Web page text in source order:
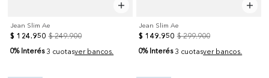
Jean Slim Ae
$ 124.950 $ 249.900
0% Interés 3 cuotasver bancos.
Jean Slim Ae
$ 149.950 $ 299.900
0% Interés 3 cuotasver bancos.